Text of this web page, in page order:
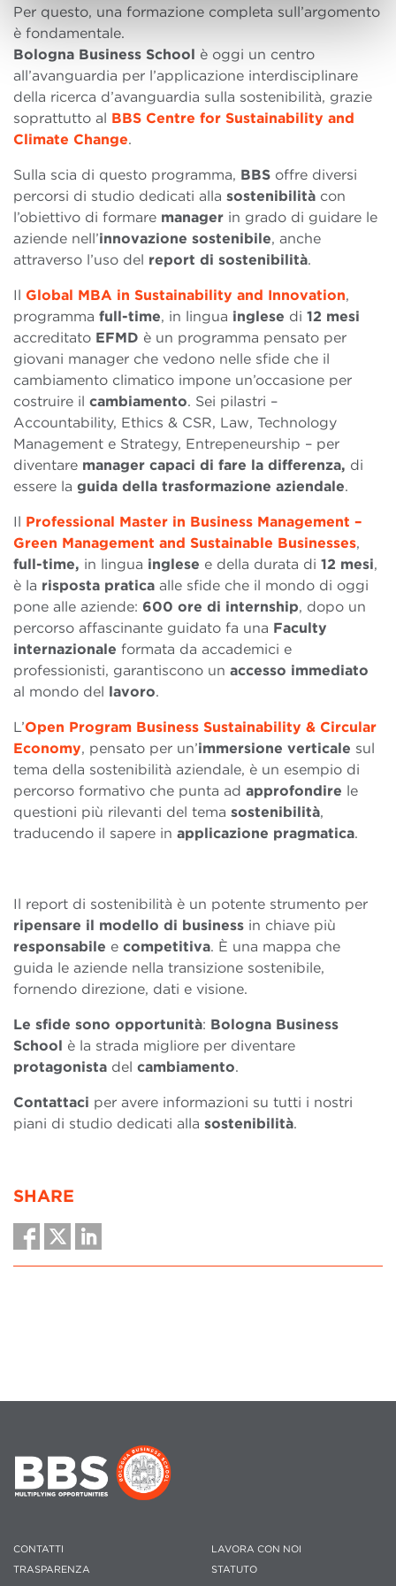
Per questo, una formazione completa sull’argomento
è fondamentale.
Bologna Business School è oggi un centro
all’avanguardia per l’applicazione interdisciplinare
della ricerca d’avanguardia sulla sostenibilità, grazie
soprattutto al BBS Centre for Sustainability and
Climate Change.
Sulla scia di questo programma, BBS offre diversi
percorsi di studio dedicati alla sostenibilità con
l’obiettivo di formare manager in grado di guidare le
aziende nell’innovazione sostenibile, anche
attraverso l’uso del report di sostenibilità.
Il Global MBA in Sustainability and Innovation,
programma full-time, in lingua inglese di 12 mesi
accreditato EFMD è un programma pensato per
giovani manager che vedono nelle sfide che il
cambiamento climatico impone un’occasione per
costruire il cambiamento. Sei pilastri –
Accountability, Ethics & CSR, Law, Technology
Management e Strategy, Entrepeneurship – per
diventare manager capaci di fare la differenza, di
essere la guida della trasformazione aziendale.
Il Professional Master in Business Management –
Green Management and Sustainable Businesses,
full-time, in lingua inglese e della durata di 12 mesi,
è la risposta pratica alle sfide che il mondo di oggi
pone alle aziende: 600 ore di internship, dopo un
percorso affascinante guidato fa una Faculty
internazionale formata da accademici e
professionisti, garantiscono un accesso immediato
al mondo del lavoro.
L’Open Program Business Sustainability & Circular
Economy, pensato per un’immersione verticale sul
tema della sostenibilità aziendale, è un esempio di
percorso formativo che punta ad approfondire le
questioni più rilevanti del tema sostenibilità,
traducendo il sapere in applicazione pragmatica.
Il report di sostenibilità è un potente strumento per
ripensare il modello di business in chiave più
responsabile e competitiva. È una mappa che
guida le aziende nella transizione sostenibile,
fornendo direzione, dati e visione.
Le sfide sono opportunità: Bologna Business
School è la strada migliore per diventare
protagonista del cambiamento.
Contattaci per avere informazioni su tutti i nostri
piani di studio dedicati alla sostenibilità.
SHARE
CONTATTI
TRASPARENZA
LAVORA CON NOI
STATUTO